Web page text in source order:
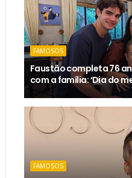
FAMOSOS
Faustão completa 76
com a família: ‘Dia do
FAMOSOS